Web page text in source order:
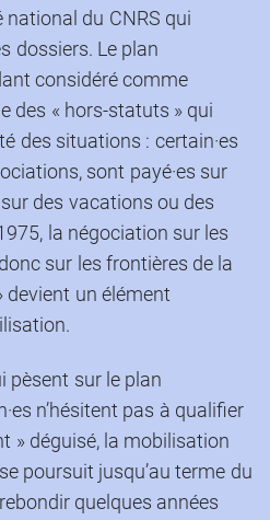
du CNRS qui
dossiers. Le plan
considéré comme
des « hors-statuts » qui
des situations : certain·es
sont payé·es sur
des vacations ou des
la négociation sur les
sur les frontières de la
devient un élément
pèsent sur le plan
n’hésitent pas à qualifier
» déguisé, la mobilisation
poursuit jusqu’au terme du
quelques années